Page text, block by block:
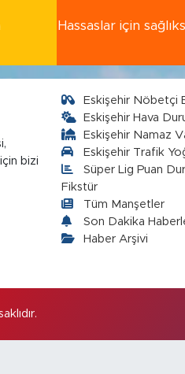
Hassaslar için
bizi
Eskişehir Nöbetçi
Eskişehir Hava
Eskişehir Namaz
Eskişehir Trafik
Süper Lig Puan
Fikstür
Tüm Manşetler
Son Dakika
Haber Arşivi